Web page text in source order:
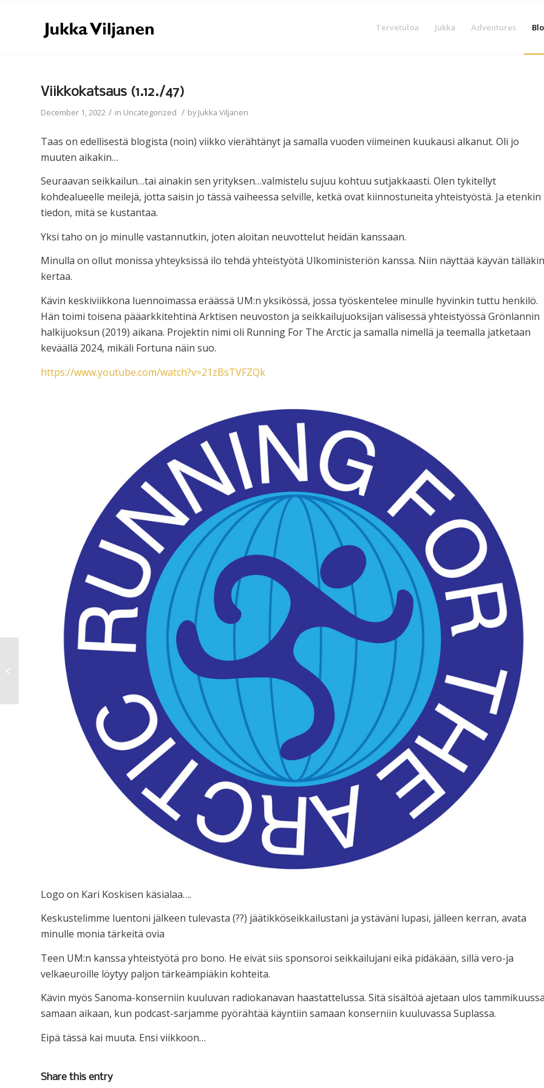
Tervetuloa Jukka Adventures
Viikkokatsaus (1.12./47)
December 1, 2022 / in Uncategorized / byJukka Viljanen
Taas on edellisestä blogista (noin) viikko vierähtänyt ja samalla vuoden viimeinen kuukausi alkanut. Oli jo
muuten aikakin…
Seuraavan seikkailun…tai ainakin sen yrityksen…valmistelu sujuu kohtuu sutjakkaasti. Olen tykitellyt
kohdealueelle meilejä, jotta saisin jo tässä vaiheessa selville, ketkä ovat kiinnostuneita yhteistyöstä. Ja etenkin
tiedon, mitä se kustantaa.
Yksi taho on jo minulle vastannutkin, joten aloitan neuvottelut heidän kanssaan.
Minulla on ollut monissa yhteyksissä ilo tehdä yhteistyötä Ulkoministeriön kanssa. Niin näyttää käyvän tälläkin
kertaa.
Kävin keskiviikkona luennoimassa eräässä UM:n yksikössä, jossa työskentelee minulle hyvinkin tuttu henkilö.
Hän toimi toisena pääarkkitehtinä Arktisen neuvoston ja seikkailujuoksijan välisessä yhteistyössä Grönlannin
halkijuoksun (2019) aikana. Projektin nimi oli Running For The Arctic ja samalla nimellä ja teemalla jatketaan
keväällä 2024, mikäli Fortuna näin suo.
https://www.youtube.com/watch?v=21zBsTVFZQk
Logo on Kari Koskisen käsialaa….
Keskustelimme luentoni jälkeen tulevasta (??) jäätikköseikkailustani ja ystäväni lupasi, jälleen kerran, avata
minulle monia tärkeitä ovia
Teen UM:n kanssa yhteistyötä pro bono. He eivät siis sponsoroi seikkailujani eikä pidäkään, sillä vero-ja
velkaeuroille löytyy paljon tärkeämpiäkin kohteita.
Kävin myös Sanoma-konserniin kuuluvan radiokanavan haastattelussa. Sitä sisältöä ajetaan ulos
samaan aikaan, kun podcast-sarjamme pyörähtää käyntiin samaan konserniin kuuluvassa Suplassa.
Eipä tässä kai muuta. Ensi viikkoon…
Share this entry
Viikkokatsaus